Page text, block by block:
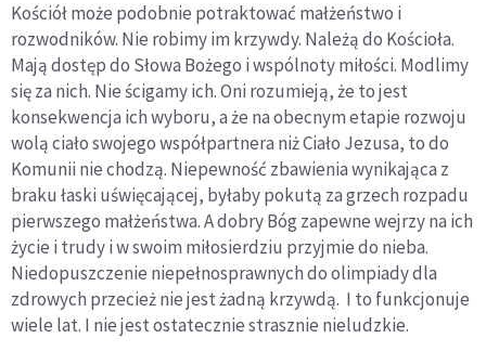
Kościół może podobnie potraktować małżeństwo i
rozwodników. Nie robimy im krzywdy. Należą do Kościoła.
Mają dostęp do Słowa Bożego i wspólnoty miłości. Modlimy
się za nich. Nie ścigamy ich. Oni rozumieją, że to jest
konsekwencja ich wyboru, a że na obecnym etapie rozwoju
wolą ciało swojego współpartnera niż Ciało Jezusa, to do
Komunii nie chodzą. Niepewność zbawienia wynikająca z
braku łaski uświęcającej, byłaby pokutą za grzech rozpadu
pierwszego małżeństwa. A dobry Bóg zapewne wejrzy na ich
życie i trudy i w swoim miłosierdziu przyjmie do nieba.
Niedopuszczenie niepełnosprawnych do olimpiady dla
zdrowych przecież nie jest żadną krzywdą. I to funkcjonuje
wiele lat. I nie jest ostatecznie strasznie nieludzkie.